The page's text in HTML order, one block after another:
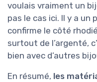
voulais vraiment un
pas le cas ici. Il y a un
confirme le côté
surtout de l’argenté,
bien avec d’autres
En résumé, les